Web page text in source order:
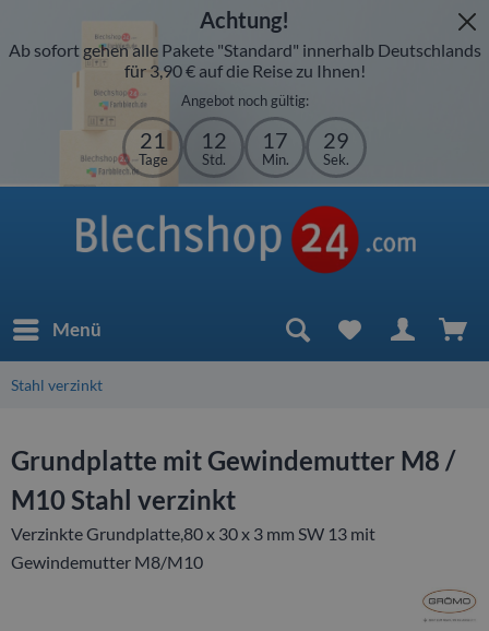
Achtung!
Ab sofort gehen alle Pakete "Standard" innerhalb Deutschlands
für 3,90 € auf die Reise zu Ihnen!
Angebot noch gültig:
21
Tage
12
Std.
17
Min.
28
Sek.
Menü
Stahl verzinkt
Grundplatte mit Gewindemutter M8 /
M10 Stahl verzinkt
Verzinkte Grundplatte,80 x 30 x 3 mm SW 13 mit
Gewindemutter M8/M10